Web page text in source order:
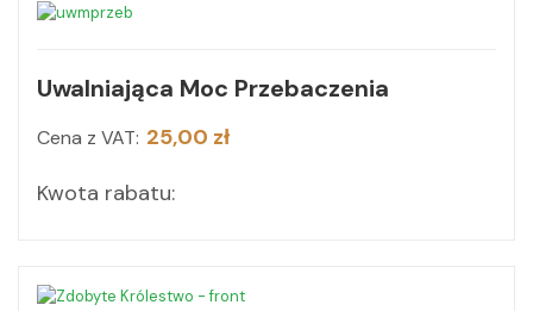
Uwalniająca Moc Przebaczenia
Cena z VAT: 25,00 zł
Kwota rabatu: